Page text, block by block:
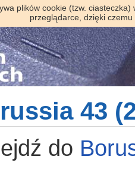
plików cookie (tzw.
przeglądarce, dzięki
43
do